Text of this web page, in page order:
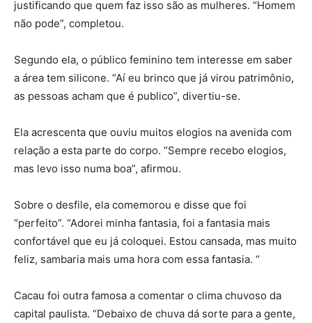
justificando que quem faz isso são as mulheres. “Homem
não pode”, completou.
Segundo ela, o público feminino tem interesse em saber
a área tem silicone. “Aí eu brinco que já virou patrimônio,
as pessoas acham que é publico”, divertiu-se.
Ela acrescenta que ouviu muitos elogios na avenida com
relação a esta parte do corpo. “Sempre recebo elogios,
mas levo isso numa boa”, afirmou.
Sobre o desfile, ela comemorou e disse que foi
“perfeito”. “Adorei minha fantasia, foi a fantasia mais
confortável que eu já coloquei. Estou cansada, mas muito
feliz, sambaria mais uma hora com essa fantasia. “
Cacau foi outra famosa a comentar o clima chuvoso da
capital paulista. “Debaixo de chuva dá sorte para a gente,